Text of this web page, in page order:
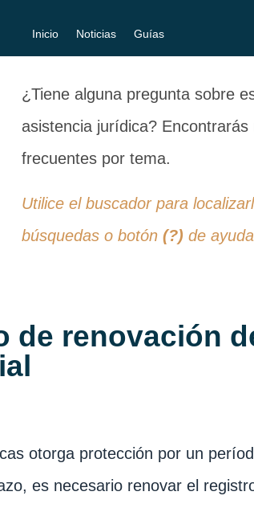
Inicio Noticias Guías
¿Tiene alguna pregunta sobre
asistencia jurídica?
frecuentes por tema.
Utilice el buscador para
búsquedas o botón(?) de
de renovación
otorga protección por un
es necesario renovar el